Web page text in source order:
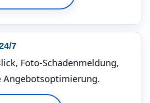
7
Foto-Schadenmeldung,
Angebotsoptimierung.